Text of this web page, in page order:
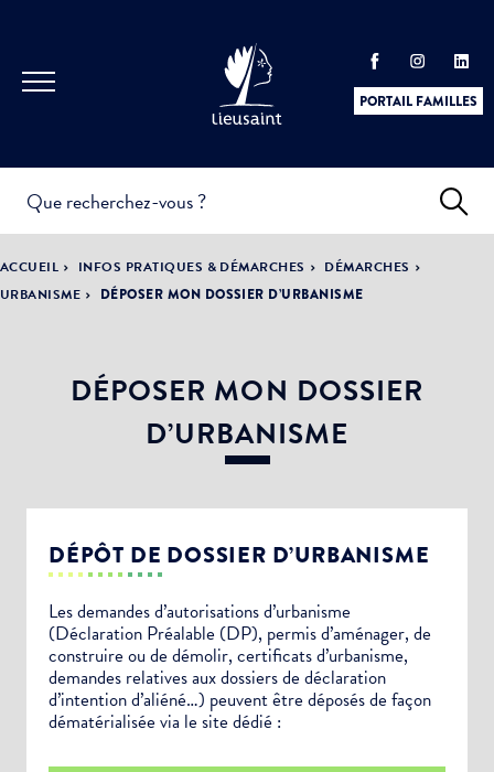
PORTAIL FAMILLES
PRATIQUES &
DÉMARCHES
ACTUALITÉS &
ÉVÈNEMENTS
LA VILLE
DÉMOCRATIE
PARTICIPATIVE
ACCUEIL INFOS PRATIQUES & DÉMARCHES
DÉMARCHES
URBANISME
DÉPOSER MON DOSSIER D’URBANISME
DÉPOSER MON DOSSIER
D’URBANISME
DÉPÔT DE DOSSIER D’URBANISME
Les demandes d’autorisations d’urbanisme
(Déclaration Préalable (DP), permis d’aménager, de
construire ou de démolir, certificats d’urbanisme,
demandes relatives aux dossiers de déclaration
d’intention d’aliéné…) peuvent être déposés de façon
dématérialisée via le site dédié :